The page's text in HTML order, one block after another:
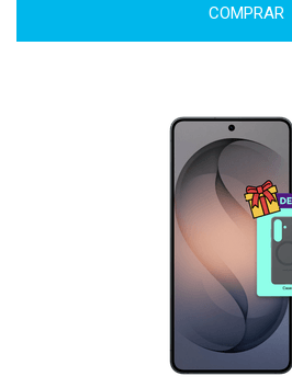
COMPRAR